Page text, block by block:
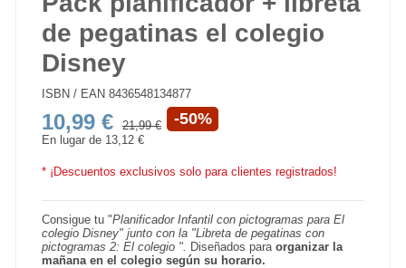
de pegatinas el colegio
Disney
ISBN / EAN 8436548134877
10,99 € 21,99 € -50%
En lugar de 13,12 €
* ¡Descuentos exclusivos solo para clientes registrados!
Consigue tu "Planificador Infantil con pictogramas para El
colegio Disney" junto con la "Libreta de pegatinas con
pictogramas 2: El colegio ".
Diseñados para organizar la
mañana en el colegio según su horario.